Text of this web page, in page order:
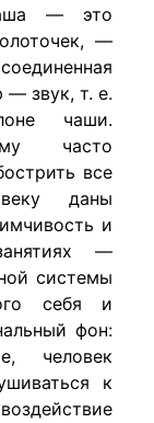
— это
—
— звук, т. е.
чаши.
часто
все
даны
и
—
системы
себя и
фон:
человек
к